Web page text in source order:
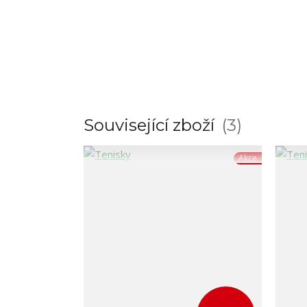
Související zboží 3
Akce